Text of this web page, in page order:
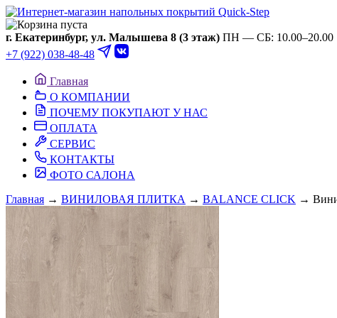
г. Екатеринбург, ул. Малышева 8 (3 этаж) ПН — СБ: 10.00–20.00
+7 (922) 038-48-48
Главная
О КОМПАНИИ
ПОЧЕМУ ПОКУПАЮТ У НАС
ОПЛАТА
СЕРВИС
КОНТАКТЫ
ФОТО САЛОНА
Главная → ВИНИЛОВАЯ ПЛИТКА → BALANCE CLICK →